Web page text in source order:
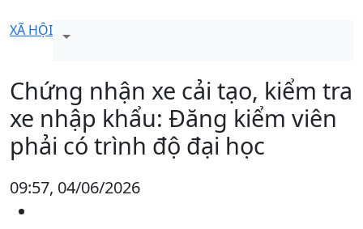
XÃ HỘI
Chứng nhận xe cải tạo, kiểm tra
xe nhập khẩu: Đăng kiểm viên
phải có trình độ đại học
09:57, 04/06/2026